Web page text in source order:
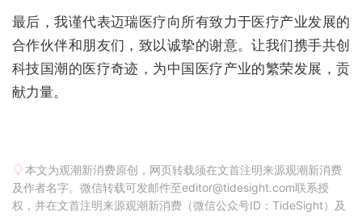
最后，我谨代表迈瑞医疗向所有致力于医疗产业发展的
合作伙伴和朋友们，致以诚挚的谢意。让我们携手共创
科技国潮的医疗奇迹，为中国医疗产业的繁荣发展，贡
献力量。
本文为观潮新消费原创，网页转载须在文首注明来源观潮新消费
及作者名字。微信转载可发邮件至editor@tidesight.com联系授
权，并在文首注明来源观潮新消费（微信公众号ID：TideSight）及